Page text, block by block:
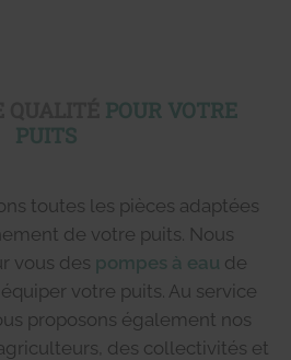
POUR VOTRE
PUITS
toutes les pièces adaptées
de votre puits. Nous
vous des pompes à eau de
votre puits. Au service
proposons également nos
des collectivités et